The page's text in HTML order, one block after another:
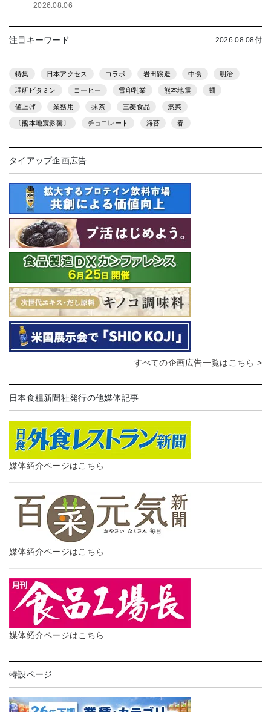
2026.08.06
注目キーワード 2026.08.08付
特集 日本アクセス コラボ 岩田醸造 中食 明治
理研ビタミン コーヒー 雪印乳業 熊本地震 麺
値上げ 業務用 抹茶 三菱食品 惣菜
〔熊本地震影響〕 チョコレート 海苔 春
タイアップ企画広告
すべての企画広告一覧はこちら >
日本食糧新聞社発行の他媒体記事
媒体紹介ページはこちら
媒体紹介ページはこちら
媒体紹介ページはこちら
特設ページ